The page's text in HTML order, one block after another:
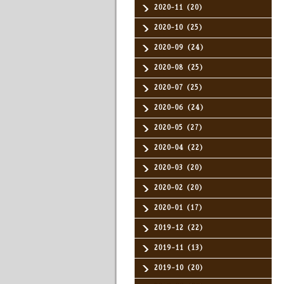
2020-11（20）
2020-10（25）
2020-09（24）
2020-08（25）
2020-07（25）
2020-06（24）
2020-05（27）
2020-04（22）
2020-03（20）
2020-02（20）
2020-01（17）
2019-12（22）
2019-11（13）
2019-10（20）